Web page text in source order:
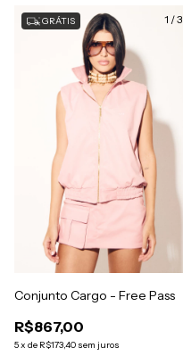
1 /3
GRÁTIS
Conjunto Cargo - Free Pass
R$867,00
5x de R$173,40 sem juros